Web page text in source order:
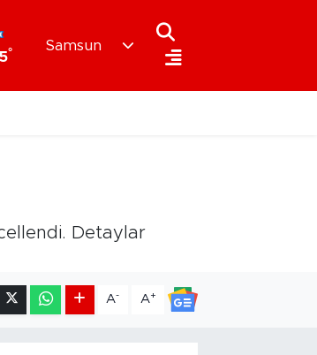
°
Samsun
Detaylar
A- A+